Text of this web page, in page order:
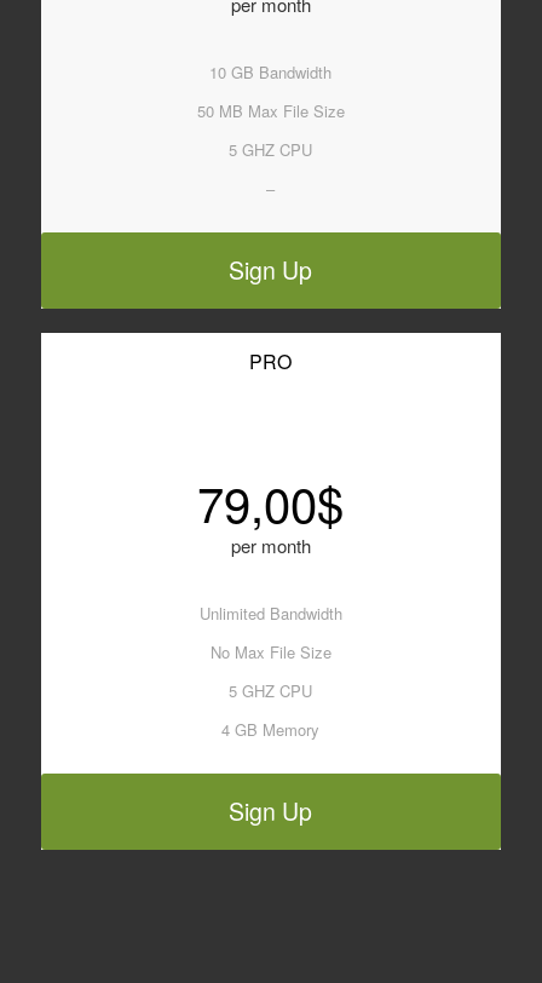
10 GB Bandwidth
50 MB Max File Size
5 GHZ CPU
–
Sign Up
PRO
79,00$
per month
Unlimited Bandwidth
No Max File Size
5 GHZ CPU
4 GB Memory
Sign Up